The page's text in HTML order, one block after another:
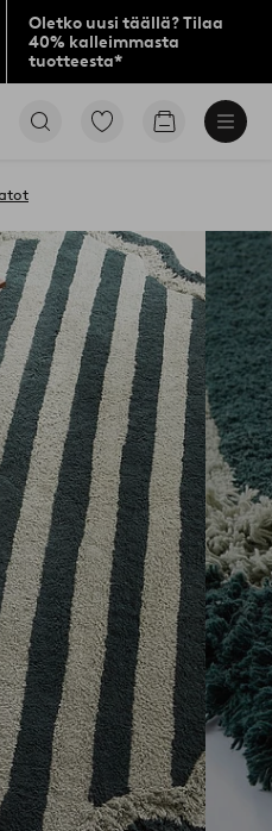
Oletko uusi täällä? Tilaa
40% kalleimmasta
tuotteesta*
Siirry
Siirry